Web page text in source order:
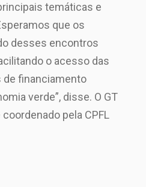
temáticas e
que os
desses encontros
o acesso das
financiamento
verde”, disse. O GT
pela CPFL